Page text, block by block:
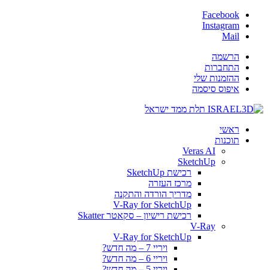
Facebook
Instagram
Mail
הרשמה
התחברות
ההזמנות שלי
איפוס סיסמה
ראשי
תוכנות
Veras AI
SketchUp
רכישת SketchUp
מרכז העזרה
מדריך הורדה והתקנה
V-Ray for SketchUp
רכישת רישיון – סקאטר Skatter
V-Ray
V-Ray for SketchUp
ויריי 7 – מה חדש?
ויריי 6 – מה חדש?